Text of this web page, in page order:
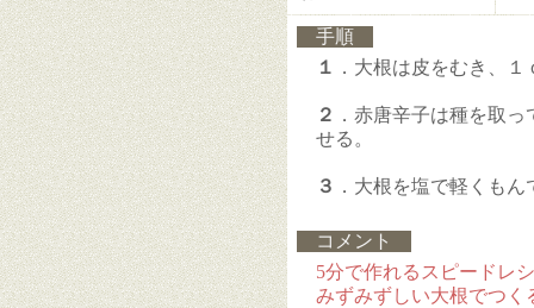
手順
１ ．大根は皮をむき、
２ ．赤唐辛子は種を取
せる。
３ ．大根を塩で軽くも
コメント
5分で作れるスピードレ
みずみずしい大根でつく